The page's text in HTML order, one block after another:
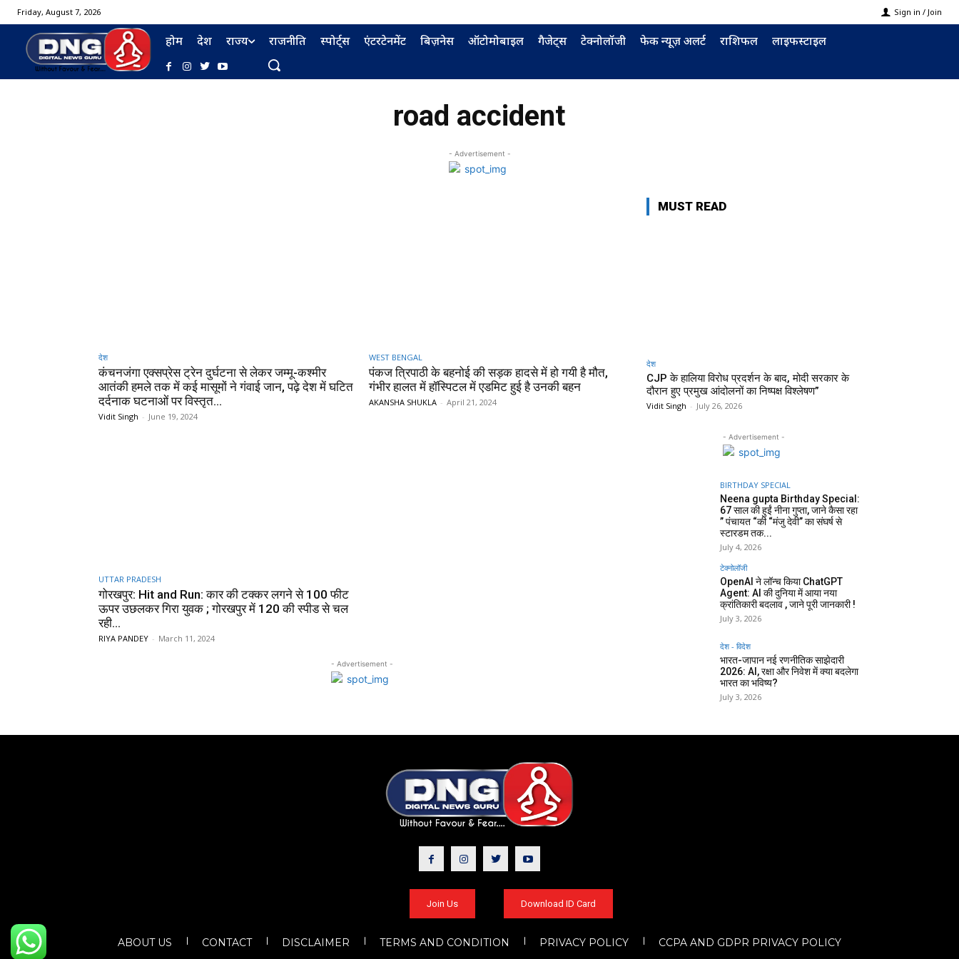
Friday, August 7, 2026 Sign in / Join
होम देश राज्य राजनीति स्पोर्ट्स एंटरटेनमेंट बिज़नेस ऑटोमोबाइल गैजेट्स टेक्नोलॉजी फेक न्यूज़ अलर्ट राशिफल लाइफस्टाइल
road accident
- Advertisement -
देश
कंचनजंगा एक्सप्रेस ट्रेन दुर्घटना से लेकर जम्मू-कश्मीर
आतंकी हमले तक में कई मासूमों ने गंवाई जान, पढ़े देश में घटित
दर्दनाक घटनाओं पर विस्तृत...
Vidit Singh - June 19, 2024
WEST BENGAL
पंकज त्रिपाठी के बहनोई की सड़क हादसे में हो गयी है मौत,
गंभीर हालत में हॉस्पिटल में एडमिट हुई है उनकी बहन
AKANSHA SHUKLA - April 21, 2024
UTTAR PRADESH
गोरखपुर: Hit and Run: कार की टक्कर लगने से 100 फीट
ऊपर उछलकर गिरा युवक ; गोरखपुर में 120 की स्पीड से चल
रही...
RIYA PANDEY - March 11, 2024
- Advertisement -
MUST READ
देश
CJP के हालिया विरोध प्रदर्शन के बाद, मोदी सरकार के
दौरान हुए प्रमुख आंदोलनों का निष्पक्ष विश्लेषण”
Vidit Singh - July 26, 2026
- Advertisement -
BIRTHDAY SPECIAL
Neena gupta Birthday Special:
67 साल की हुईं नीना गुप्ता, जाने कैसा रहा
” पंचायत “की “मंजु देवी” का संघर्ष से
स्टारडम तक...
July 4, 2026
टेक्नोलॉजी
OpenAI ने लॉन्च किया ChatGPT
Agent: AI की दुनिया में आया नया
क्रांतिकारी बदलाव , जाने पूरी जानकारी !
July 3, 2026
देश - विदेश
भारत-जापान नई रणनीतिक साझेदारी
2026: AI, रक्षा और निवेश में क्या बदलेगा
भारत का भविष्य?
July 3, 2026
Join Us Download ID Card
ABOUT US CONTACT DISCLAIMER TERMS AND CONDITION PRIVACY POLICY CCPA AND GDPR PRIVACY POLICY